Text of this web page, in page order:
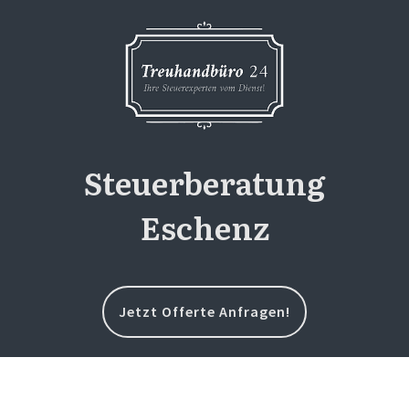
Steuerberatung
Eschenz
Jetzt Offerte Anfragen!